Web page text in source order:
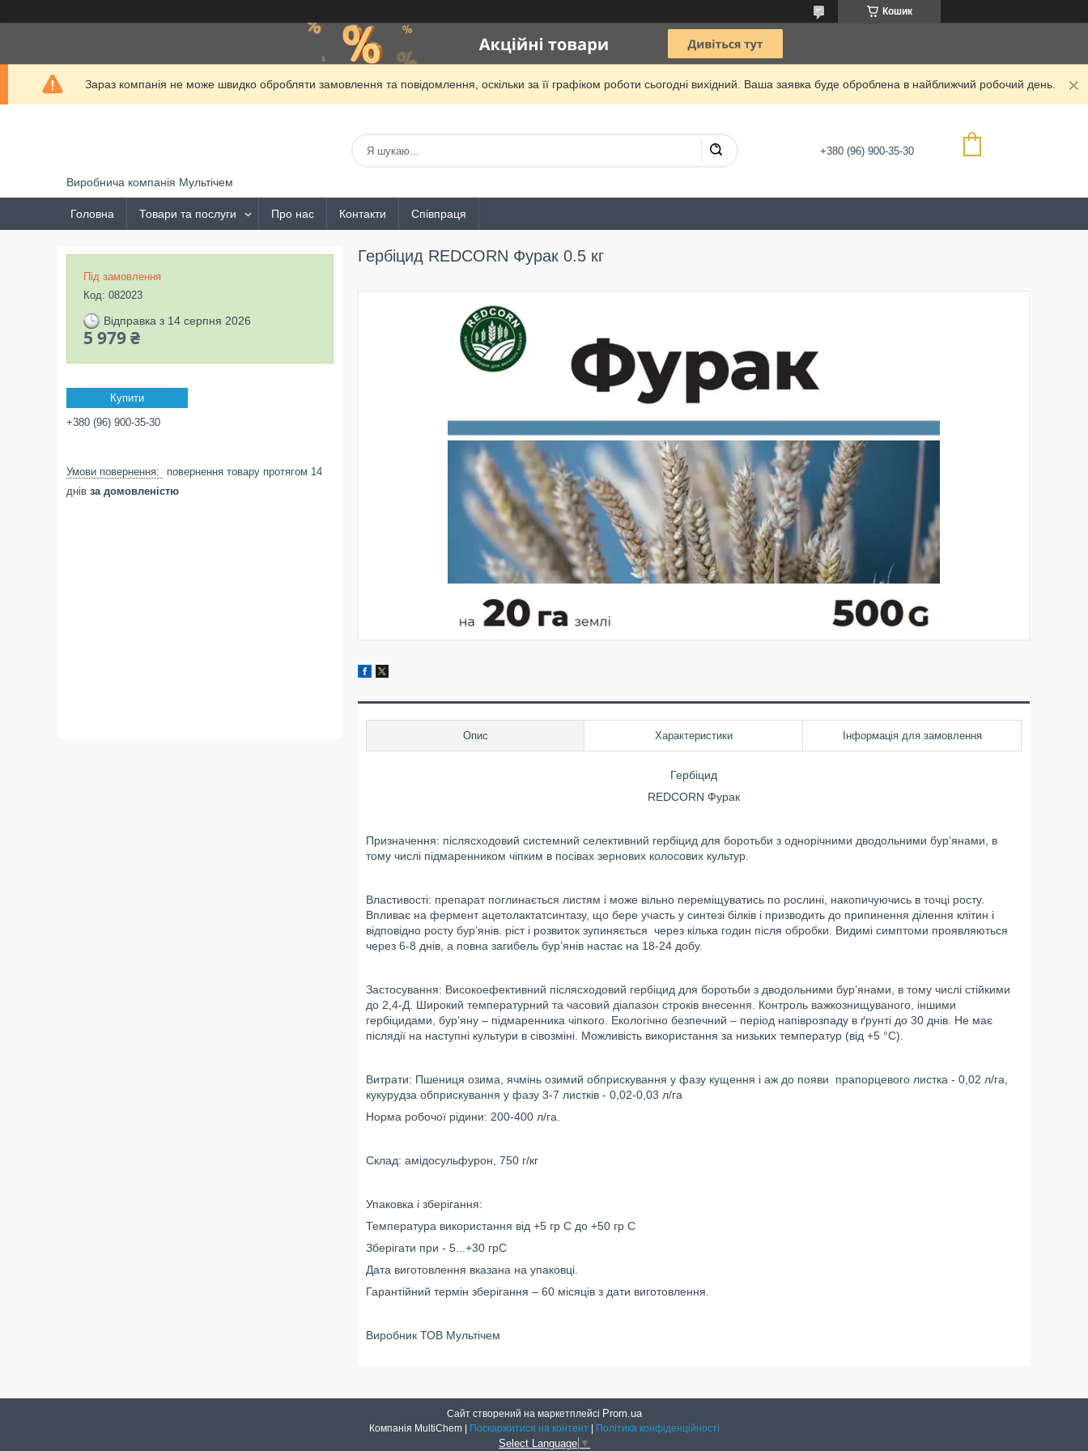
Кошик
Зараз компанія не може швидко обробляти замовлення та повідомлення, оскільки за її графіком роботи сьогодні вихідний. Ваша заявка буде оброблена в найближчий робочий день.
Виробнича компанія Мультічем
+380 (96) 900-35-30
Головна Товари та послуги Про нас Контакти Співпраця
Гербіцид REDCORN Фурак 0.5 кг
Опис Характеристики Інформація для замовлення
Гербіцид
REDCORN Фурак
Призначення: післясходовий системний селективний гербіцид для боротьби з однорічними дводольними бур’янами, в
тому числі підмаренником чіпким в посівах зернових колосових культур.
Властивості: препарат поглинається листям і може вільно переміщуватись по рослині, накопичуючись в точці росту.
Впливає на фермент ацетолактатсинтазу, що бере участь у синтезі білків і призводить до припинення ділення клітин і
відповідно росту бур’янів. ріст і розвиток зупиняється через кілька годин після обробки. Видимі симптоми проявляються
через 6-8 днів, а повна загибель бур’янів настає на 18-24 добу.
Застосування: Високоефективний післясходовий гербіцид для боротьби з дводольними бур’янами, в тому числі стійкими
до 2,4-Д. Широкий температурний та часовий діапазон строків внесення. Контроль важкознищуваного, іншими
гербіцидами, бур’яну – підмаренника чіпкого. Екологічно безпечний – період напіврозпаду в ґрунті до 30 днів. Не має
післядії на наступні культури в сівозміні. Можливість використання за низьких температур (від +5 °С).
Витрати: Пшениця озима, ячмінь озимий обприскування у фазу кущення і аж до появи прапорцевого листка - 0,02 л/га,
кукурудза обприскування у фазу 3-7 листків - 0,02-0,03 л/га
Норма робочої рідини: 200-400 л/га.
Склад: амідосульфурон, 750 г/кг
Упаковка і зберігання:
Температура використання від +5 гр С до +50 гр С
Зберігати при - 5...+30 грС
Дата виготовлення вказана на упаковці.
Гарантійний термін зберігання – 60 місяців з дати виготовлення.
Виробник ТОВ Мультічем
Під замовлення
Код: 082023
Відправка з 14 серпня 2026
5 979 ₴
Купити
+380 (96) 900-35-30
повернення товару протягом 14
днів за домовленістю
Сайт створений на маркетплейсі Prom.ua
Поскаржитися на контент Політика конфіденційності
Select Language ▼